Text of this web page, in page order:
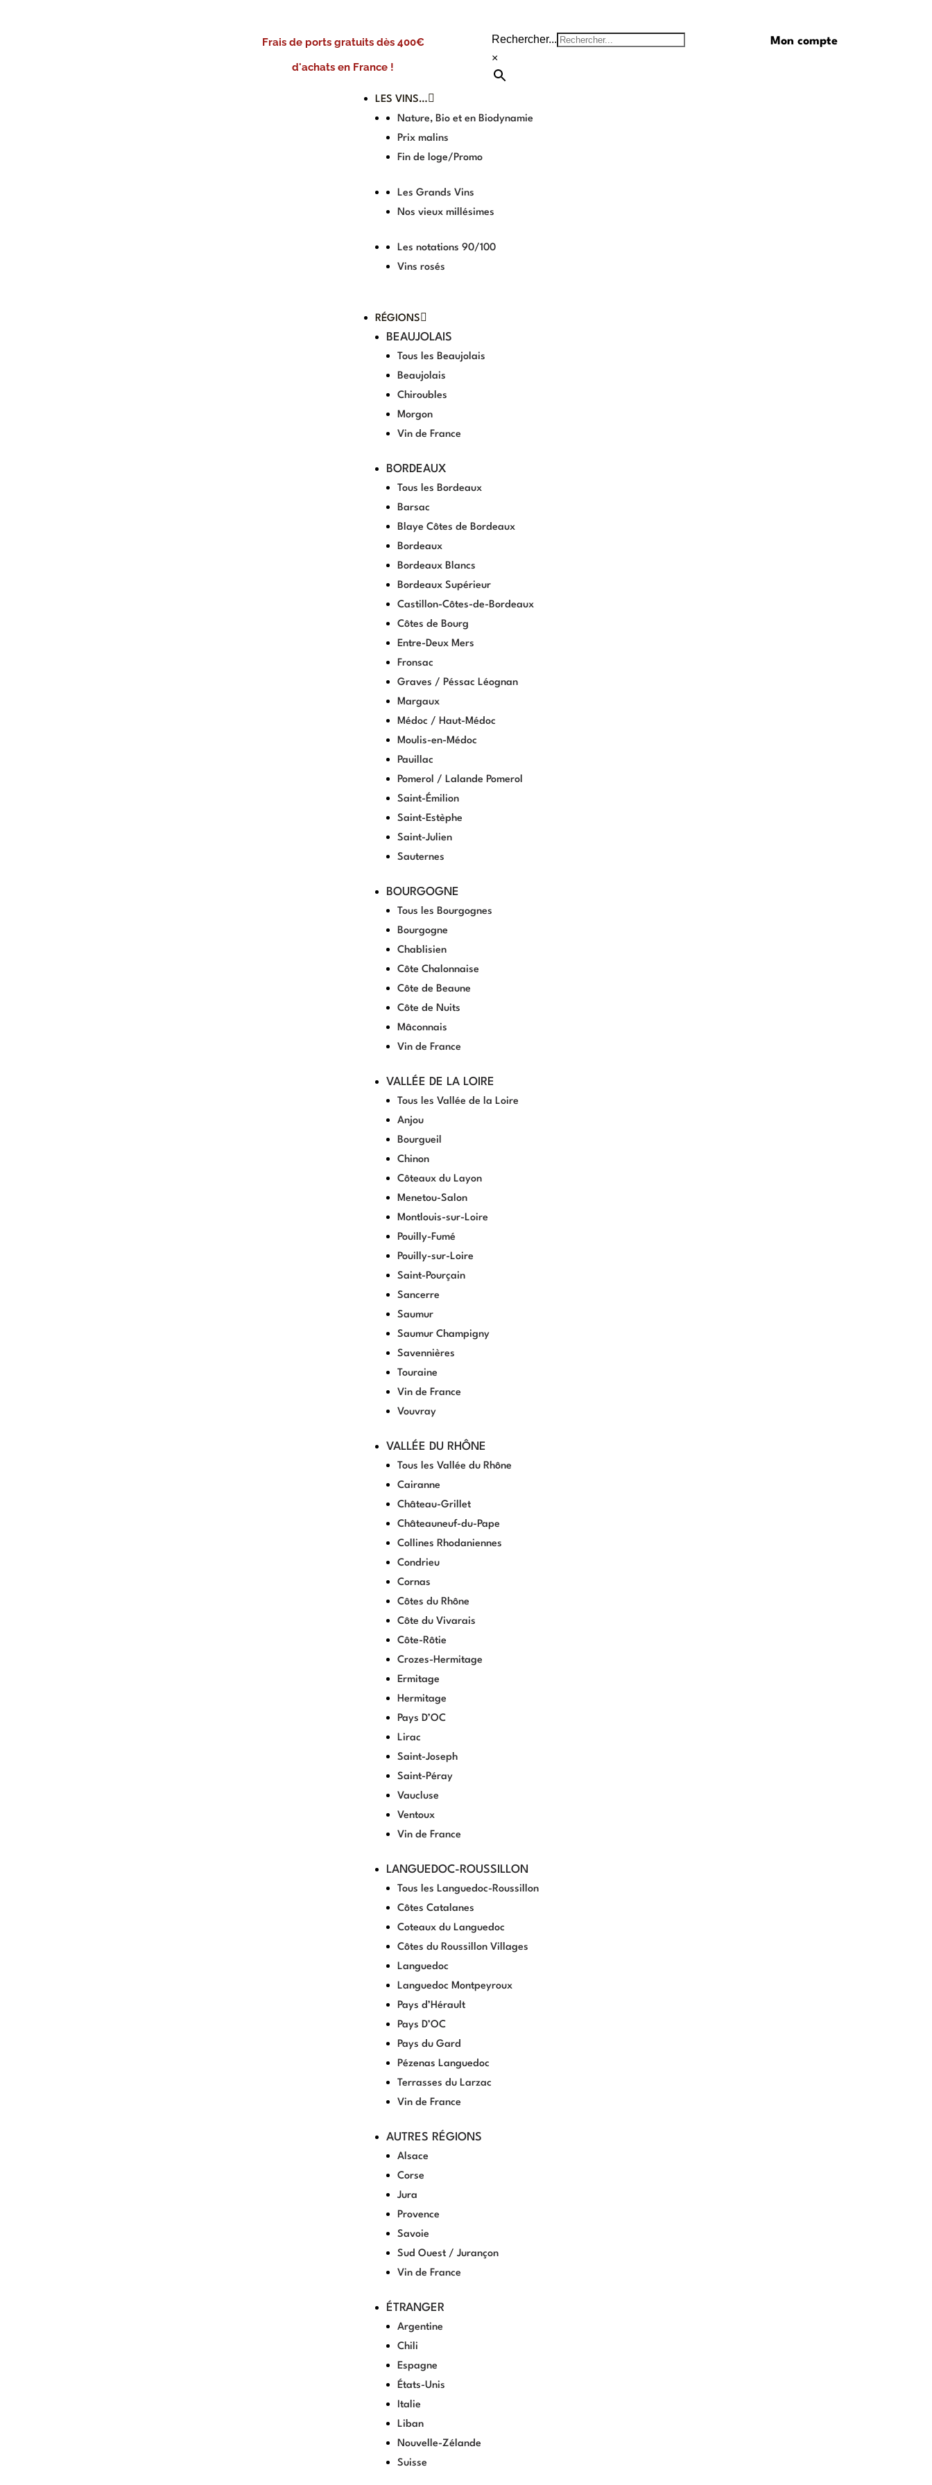
Frais de ports gratuits dès 400€
d'achats en France !
Rechercher...
×
Mon compte
LES VINS…
Nature, Bio et en Biodynamie
Prix malins
Fin de loge/Promo
Les Grands Vins
Nos vieux millésimes
Les notations 90/100
Vins rosés
RÉGIONS
BEAUJOLAIS
Tous les Beaujolais
Beaujolais
Chiroubles
Morgon
Vin de France
BORDEAUX
Tous les Bordeaux
Barsac
Blaye Côtes de Bordeaux
Bordeaux
Bordeaux Blancs
Bordeaux Supérieur
Castillon-Côtes-de-Bordeaux
Côtes de Bourg
Entre-Deux Mers
Fronsac
Graves / Péssac Léognan
Margaux
Médoc / Haut-Médoc
Moulis-en-Médoc
Pauillac
Pomerol / Lalande Pomerol
Saint-Émilion
Saint-Estèphe
Saint-Julien
Sauternes
BOURGOGNE
Tous les Bourgognes
Bourgogne
Chablisien
Côte Chalonnaise
Côte de Beaune
Côte de Nuits
Mâconnais
Vin de France
VALLÉE DE LA LOIRE
Tous les Vallée de la Loire
Anjou
Bourgueil
Chinon
Côteaux du Layon
Menetou-Salon
Montlouis-sur-Loire
Pouilly-Fumé
Pouilly-sur-Loire
Saint-Pourçain
Sancerre
Saumur
Saumur Champigny
Savennières
Touraine
Vin de France
Vouvray
VALLÉE DU RHÔNE
Tous les Vallée du Rhône
Cairanne
Château-Grillet
Châteauneuf-du-Pape
Collines Rhodaniennes
Condrieu
Cornas
Côtes du Rhône
Côte du Vivarais
Côte-Rôtie
Crozes-Hermitage
Ermitage
Hermitage
Pays D’OC
Lirac
Saint-Joseph
Saint-Péray
Vaucluse
Ventoux
Vin de France
LANGUEDOC-ROUSSILLON
Tous les Languedoc-Roussillon
Côtes Catalanes
Coteaux du Languedoc
Côtes du Roussillon Villages
Languedoc
Languedoc Montpeyroux
Pays d’Hérault
Pays D’OC
Pays du Gard
Pézenas Languedoc
Terrasses du Larzac
Vin de France
AUTRES RÉGIONS
Alsace
Corse
Jura
Provence
Savoie
Sud Ouest / Jurançon
Vin de France
ÉTRANGER
Argentine
Chili
Espagne
États-Unis
Italie
Liban
Nouvelle-Zélande
Suisse